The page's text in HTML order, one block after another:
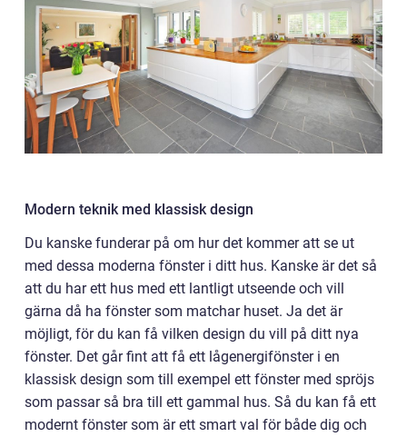
Modern teknik med klassisk design
Du kanske funderar på om hur det kommer att se ut
med dessa moderna fönster i ditt hus. Kanske är det så
att du har ett hus med ett lantligt utseende och vill
gärna då ha fönster som matchar huset. Ja det är
möjligt, för du kan få vilken design du vill på ditt nya
fönster. Det går fint att få ett lågenergifönster i en
klassisk design som till exempel ett fönster med spröjs
som passar så bra till ett gammal hus. Så du kan få ett
modernt fönster som är ett smart val för både dig och